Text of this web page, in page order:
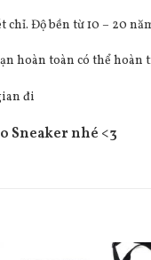
Độ bền từ 10 – 20
hoàn toàn có thể hoàn
đi
Sneaker nhé <3